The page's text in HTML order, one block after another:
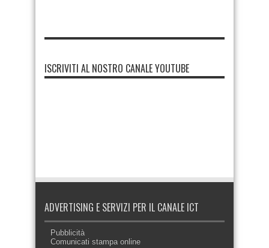
ISCRIVITI AL NOSTRO CANALE YOUTUBE
ADVERTISING E SERVIZI PER IL CANALE ICT
Pubblicità
Comunicati stampa online